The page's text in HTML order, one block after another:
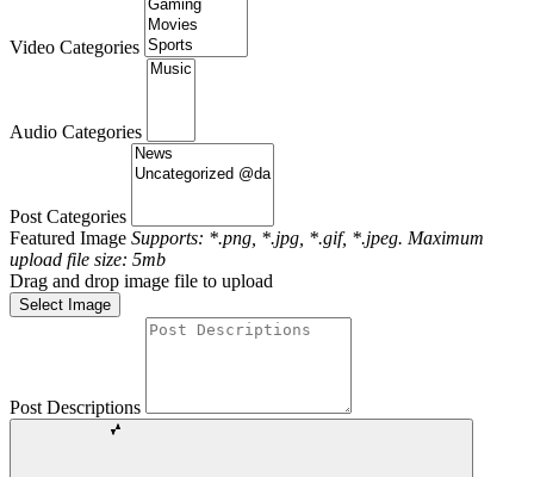
Video Categories
Audio Categories
Post Categories
Featured Image Supports: *.png, *.jpg, *.gif, *.jpeg. Maximum
upload file size: 5mb
Drag and drop image file to upload
Select Image
Post Descriptions